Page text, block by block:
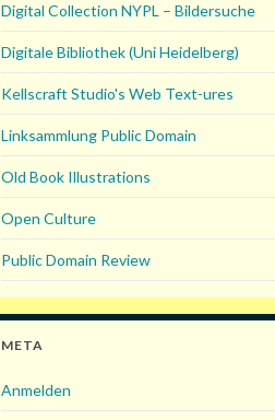
Digital Collection NYPL – Bildersuche
Digitale Bibliothek (Uni Heidelberg)
Kellscraft Studio's Web Text-ures
Linksammlung Public Domain
Old Book Illustrations
Open Culture
Public Domain Review
META
Anmelden